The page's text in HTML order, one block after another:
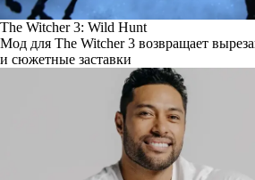
The Witcher 3: Wild Hunt
Мод для The Witcher 3 возвращает
и сюжетные заставки